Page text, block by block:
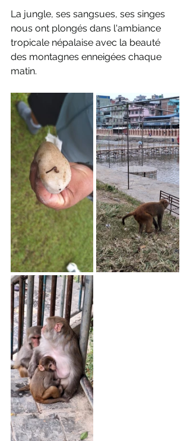
La jungle, ses sangsues, ses singes
nous ont plongés dans l'ambiance
tropicale népalaise avec la beauté
des montagnes enneigées chaque
matin.